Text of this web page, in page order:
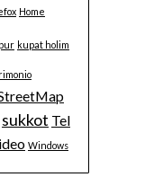
Home
kupat holim
sukkot Tel
Windows